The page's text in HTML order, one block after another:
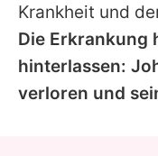
Krankheit und
Die Erkrankung
hinterlassen:
verloren und